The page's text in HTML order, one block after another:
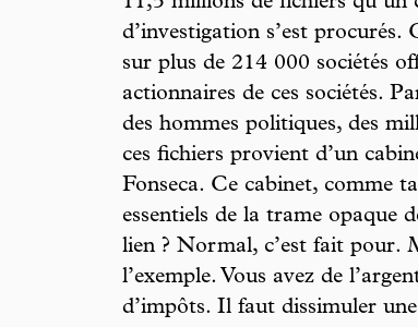
d’investigation s’est
sur plus de 214 000 sociétés
actionnaires de ces sociétés.
des hommes politiques, des
ces fichiers provient d’un
Fonseca. Ce cabinet, comme
essentiels de la trame opaque
lien ? Normal, c’est fait pour.
l’exemple. Vous avez de
d’impôts. Il faut dissimuler